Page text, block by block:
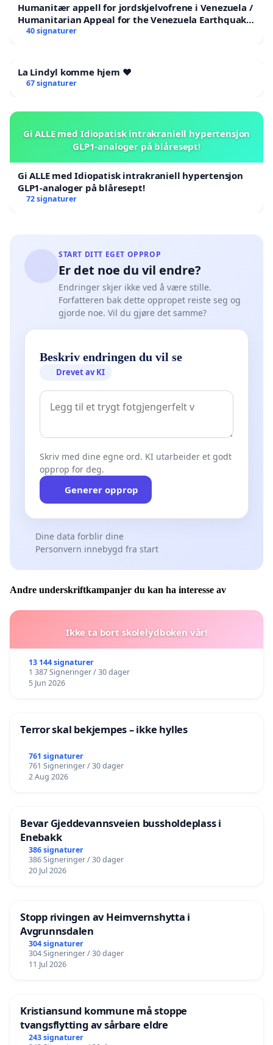
Humanitær appell for jordskjelvofrene i Venezuela /
Humanitarian Appeal for the Venezuela Earthquake
Victims
40 signaturer
La Lindyl komme hjem ❤️
67 signaturer
Gi ALLE med Idiopatisk intrakraniell hypertensjon
GLP1-analoger på blåresept!
Gi ALLE med Idiopatisk intrakraniell hypertensjon
GLP1-analoger på blåresept!
72 signaturer
START DITT EGET OPPROP
Er det noe du vil endre?
Endringer skjer ikke ved å være stille.
Forfatteren bak dette oppropet reiste seg og
gjorde noe. Vil du gjøre det samme?
Beskriv endringen du vil se
Drevet av KI
Skriv med dine egne ord. KI utarbeider et godt
opprop for deg.
Generer opprop
Dine data forblir dine
Personvern innebygd fra start
Andre underskriftkampanjer du kan ha interesse av
Ikke ta bort skolelydboken vår!
13 144 signaturer
1 387 Signeringer / 30 dager
5 Jun 2026
Terror skal bekjempes – ikke hylles
761 signaturer
761 Signeringer / 30 dager
2 Aug 2026
Bevar Gjeddevannsveien bussholdeplass i
Enebakk
386 signaturer
386 Signeringer / 30 dager
20 Jul 2026
Stopp rivingen av Heimvernshytta i
Avgrunnsdalen
304 signaturer
304 Signeringer / 30 dager
11 Jul 2026
Kristiansund kommune må stoppe
tvangsflytting av sårbare eldre
243 signaturer